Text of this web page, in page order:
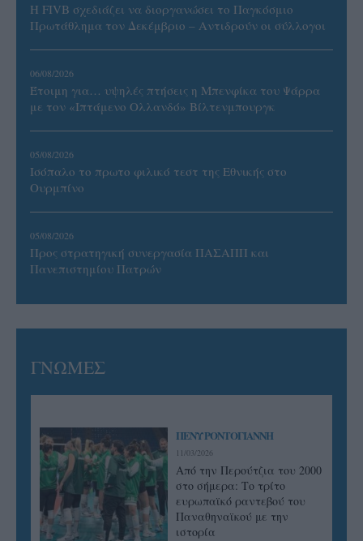
Η FIVB σχεδιάζει να διοργανώσει το Παγκόσμιο
Πρωτάθλημα τον Δεκέμβριο – Αντιδρούν οι σύλλογοι
06/08/2026
Έτοιμη για… υψηλές πτήσεις η Μπενφίκα του Ψάρρα
με τον «Ιπτάμενο Ολλανδό» Βίλτενμπουργκ
05/08/2026
Ισόπαλο το πρωτο φιλικό τεστ της Εθνικής στο
Ουρμπίνο
05/08/2026
Προς στρατηγική συνεργασία ΠΑΣΑΠΠ και
Πανεπιστημίου Πατρών
ΓΝΩΜΕΣ
ΠΕΝΥ ΡΟΝΤΟΓΙΑΝΝΗ
11/03/2026
Από την Περούτζια του 2000
στο σήμερα: Tο τρίτο
ευρωπαϊκό ραντεβού του
Παναθηναϊκού με την
ιστορία